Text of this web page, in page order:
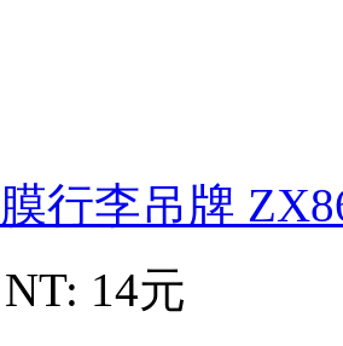
行李吊牌
NT: 14元